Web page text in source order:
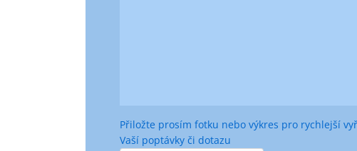
Přiložte prosím fotku nebo výkres pro rychlejší
Vaší poptávky či dotazu